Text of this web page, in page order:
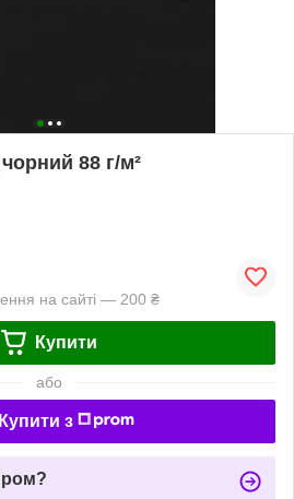
88 г/м²
на сайті — 200 ₴
Купити
або
Купити з